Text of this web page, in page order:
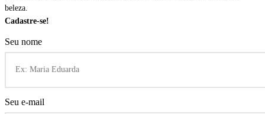
beleza.
Cadastre-se!
Seu nome
Seu e-mail